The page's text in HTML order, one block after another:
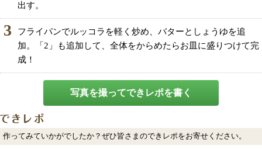
出す。
3
フライパンでルッコラを軽く炒め、バターとしょうゆを追
加。「2」も追加して、全体をからめたらお皿に盛りつけて完
成！
写真を撮ってできレポを書く
作ってみていかがでしたか？ぜひ皆さまのできレポをお寄せください。